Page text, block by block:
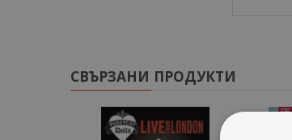
СВЪРЗАНИ ПРОДУКТИ